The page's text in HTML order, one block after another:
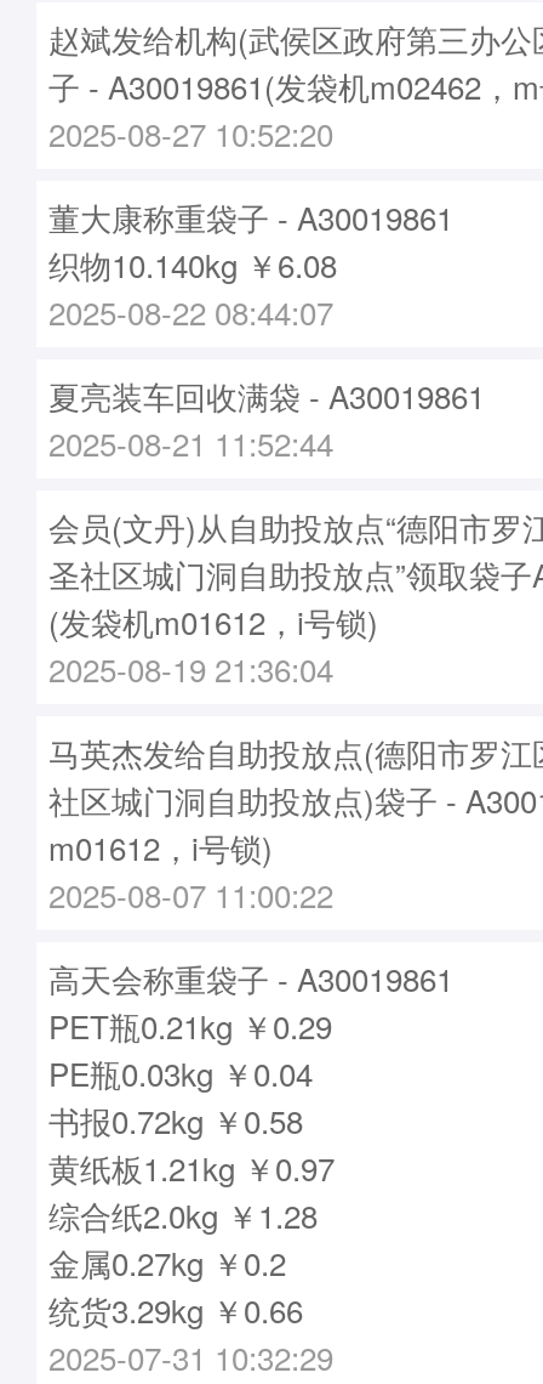
赵斌发给机构(武侯区政府第三办
子 - A30019861(发袋机m02462，
2025-08-27 10:52:20
董大康称重袋子 - A30019861
织物10.140kg ￥6.08
2025-08-22 08:44:07
夏亮装车回收满袋 - A30019861
2025-08-21 11:52:44
会员(文丹)从自助投放点“德阳市罗
圣社区城门洞自助投放点”领取袋子
(发袋机m01612，i号锁)
2025-08-19 21:36:04
马英杰发给自助投放点(德阳市罗
社区城门洞自助投放点)袋子 -
m01612，i号锁)
2025-08-07 11:00:22
高天会称重袋子 - A30019861
PET瓶0.21kg ￥0.29
PE瓶0.03kg ￥0.04
书报0.72kg ￥0.58
黄纸板1.21kg ￥0.97
综合纸2.0kg ￥1.28
金属0.27kg ￥0.2
统货3.29kg ￥0.66
2025-07-31 10:32:29